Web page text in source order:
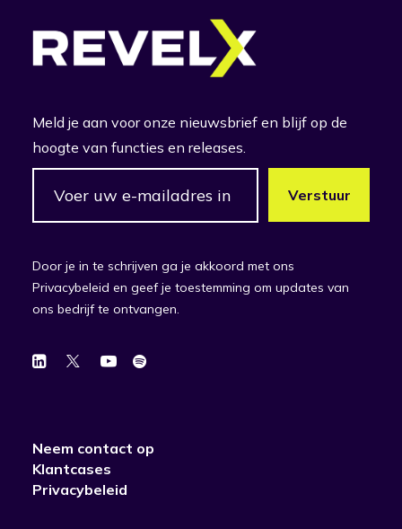
Meld je aan voor onze nieuwsbrief en blijf op de
hoogte van functies en releases.
Door je in te schrijven ga je akkoord met ons
Privacybeleid en geef je toestemming om updates van
ons bedrijf te ontvangen.
Neem contact op
Klantcases
Privacybeleid